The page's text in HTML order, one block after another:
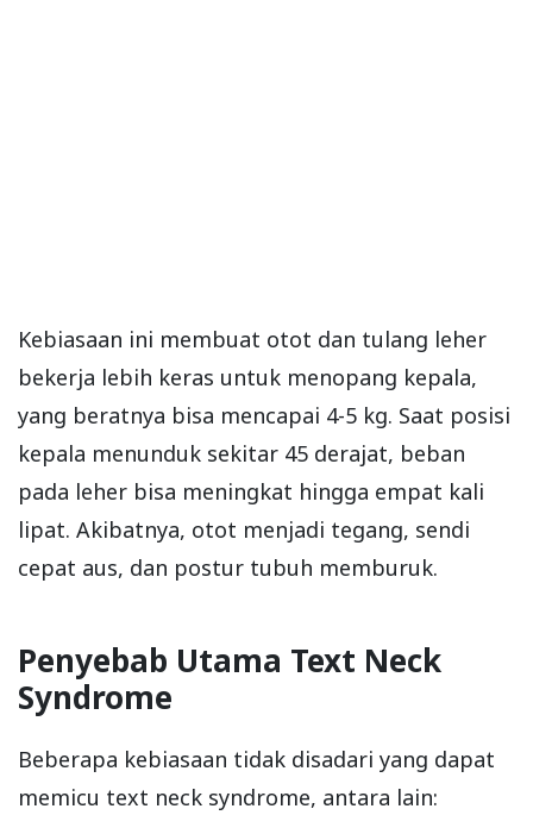
Kebiasaan ini membuat otot dan tulang leher
bekerja lebih keras untuk menopang kepala,
yang beratnya bisa mencapai 4-5 kg. Saat posisi
kepala menunduk sekitar 45 derajat, beban
pada leher bisa meningkat hingga empat kali
lipat. Akibatnya, otot menjadi tegang, sendi
cepat aus, dan postur tubuh memburuk.
Penyebab Utama Text Neck
Syndrome
Beberapa kebiasaan tidak disadari yang dapat
memicu text neck syndrome, antara lain: